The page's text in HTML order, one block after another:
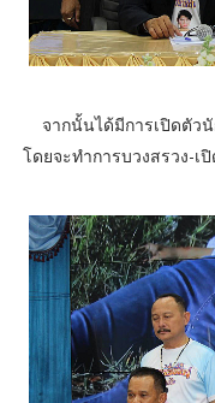
จากนั้นได้มีการเปิดตัวนั
โดยจะทำการบวงสรวง-เ